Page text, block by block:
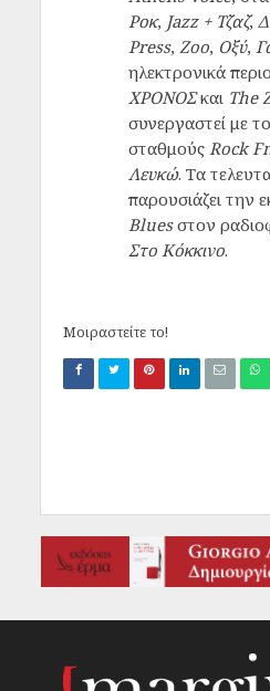
Ροκ, Jazz + Τζαζ,
Press, Zoo, Οξύ,
ηλεκτρονικά
ΧΡΟΝΟΣκαι The
συνεργαστεί με
σταθμούς Rock
Λευκώ. Τα
παρουσιάζει την
Bluesστον
Στο Κόκκινο.
Μοιραστείτε το!